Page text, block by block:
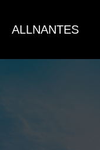
contenu
ALLNANTES